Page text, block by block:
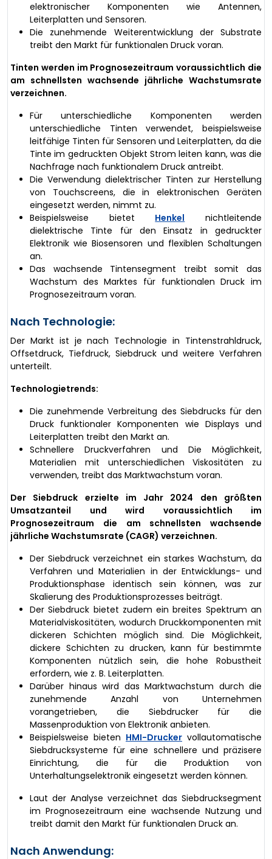
elektronischer Komponenten wie Antennen,
Leiterplatten und Sensoren.
Die zunehmende Weiterentwicklung der Substrate
treibt den Markt für funktionalen Druck voran.
Tinten werden im Prognosezeitraum voraussichtlich die
am schnellsten wachsende jährliche Wachstumsrate
verzeichnen.
Für unterschiedliche Komponenten werden
unterschiedliche Tinten verwendet, beispielsweise
leitfähige Tinten für Sensoren und Leiterplatten, da die
Tinte im gedruckten Objekt Strom leiten kann, was die
Nachfrage nach funktionalem Druck antreibt.
Die Verwendung dielektrischer Tinten zur Herstellung
von Touchscreens, die in elektronischen Geräten
eingesetzt werden, nimmt zu.
Beispielsweise bietet Henkel nichtleitende
dielektrische Tinte für den Einsatz in gedruckter
Elektronik wie Biosensoren und flexiblen Schaltungen
an.
Das wachsende Tintensegment treibt somit das
Wachstum des Marktes für funktionalen Druck im
Prognosezeitraum voran.
Nach Technologie:
Der Markt ist je nach Technologie in Tintenstrahldruck,
Offsetdruck, Tiefdruck, Siebdruck und weitere Verfahren
unterteilt.
Technologietrends:
Die zunehmende Verbreitung des Siebdrucks für den
Druck funktionaler Komponenten wie Displays und
Leiterplatten treibt den Markt an.
Schnellere Druckverfahren und Die Möglichkeit,
Materialien mit unterschiedlichen Viskositäten zu
verwenden, treibt das Marktwachstum voran.
Der Siebdruck erzielte im Jahr 2024 den größten
Umsatzanteil und wird voraussichtlich im
Prognosezeitraum die am schnellsten wachsende
jährliche Wachstumsrate (CAGR) verzeichnen.
Der Siebdruck verzeichnet ein starkes Wachstum, da
Verfahren und Materialien in der Entwicklungs- und
Produktionsphase identisch sein können, was zur
Skalierung des Produktionsprozesses beiträgt.
Der Siebdruck bietet zudem ein breites Spektrum an
Materialviskositäten, wodurch Druckkomponenten mit
dickeren Schichten möglich sind. Die Möglichkeit,
dickere Schichten zu drucken, kann für bestimmte
Komponenten nützlich sein, die hohe Robustheit
erfordern, wie z. B. Leiterplatten.
Darüber hinaus wird das Marktwachstum durch die
zunehmende Anzahl von Unternehmen
vorangetrieben, die Siebdrucker für die
Massenproduktion von Elektronik anbieten.
Beispielsweise bieten HMI-Drucker vollautomatische
Siebdrucksysteme für eine schnellere und präzisere
Einrichtung, die für die Produktion von
Unterhaltungselektronik eingesetzt werden können.
Laut der Analyse verzeichnet das Siebdrucksegment
im Prognosezeitraum eine wachsende Nutzung und
treibt damit den Markt für funktionalen Druck an.
Nach Anwendung: